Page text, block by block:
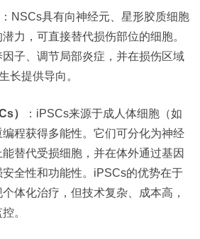
：NSCs具有向神经元、星形胶质细胞
力，可直接替代损伤部位的细胞。
子、调节局部炎症，并在损伤区域
长提供导向。
）
：iPSCs来源于成人体细胞（如
程获得多能性。它们可分化为神经
替代受损细胞，并在体外通过基因
全性和功能性。iPSCs的优势在于
体化治疗，但技术复杂、成本高，
。